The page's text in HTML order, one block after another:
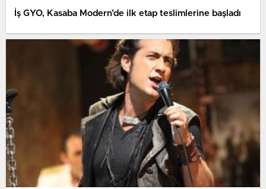
İş GYO, Kasaba Modern’de ilk etap teslimlerine başladı